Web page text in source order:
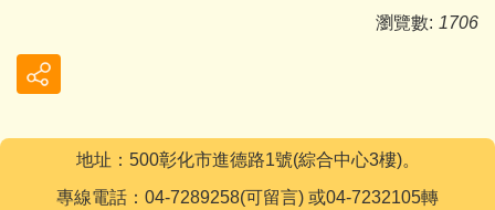
瀏覽數: 1706
地址：500彰化市進德路1號(綜合中心3樓)。
專線電話：04-7289258(可留言) 或04-7232105轉